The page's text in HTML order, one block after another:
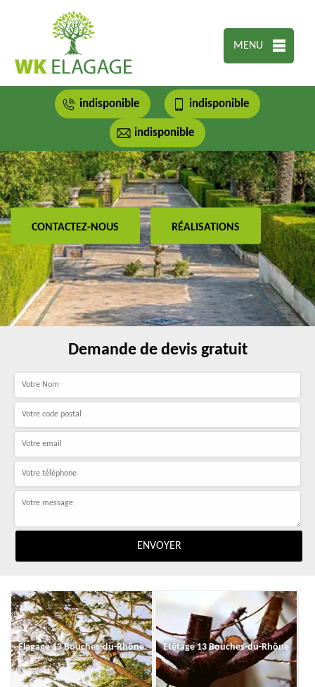
MENU
indisponible indisponible
indisponible
CONTACTEZ-NOUS RÉALISATIONS
Demande de devis gratuit
Elagage 13 Bouches-du-Rhône Etêtage 13 Bouches-du-Rhône